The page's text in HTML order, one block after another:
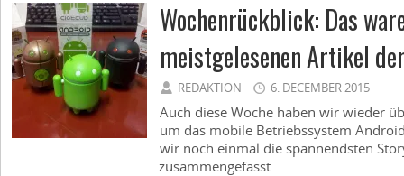
Wochenrückblick: Das
meistgelesenen Artikel
REDAKTION 6. DECEMBER 2015
Auch diese Woche haben wir wieder
um das mobile Betriebssystem
wir noch einmal die spannendsten
zusammengefasst ...